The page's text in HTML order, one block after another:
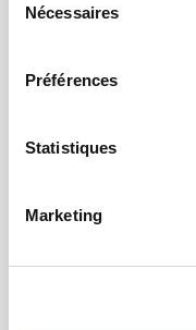
Nécessaires
Préférences
Statistiques
Marketing
22.05.2019 | parLaurent Brulport